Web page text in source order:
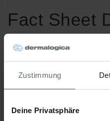
Zustimmung
Deine Privatsphäre
Fact Sheet
Milkfoliant
Attached Files
1 file